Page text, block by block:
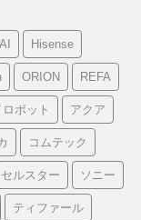
Hisense
ORION REFA
ロボット アクア
コムテック
セルスター ソニー
ティファール